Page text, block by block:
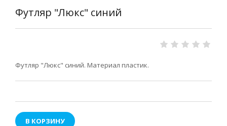
Футляр "Люкс" синий
Футляр "Люкс" синий. Материал пластик.
В КОРЗИНУ